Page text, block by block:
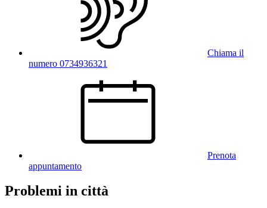
Chiama il
numero 0734936321
Prenota
appuntamento
Problemi in città